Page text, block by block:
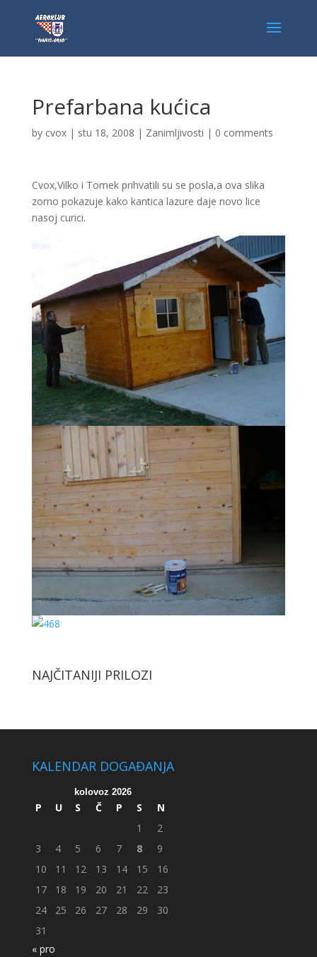
Prefarbana kućica
by cvox| stu 18, 2008 | Zanimljivosti | 0 comments
Cvox,Vilko i Tomek prihvatili su se posla,a ova slika
zorno pokazuje kako kantica lazure daje novo lice
nasoj curici.
NAJČITANIJI PRILOZI
KALENDAR DOGAĐANJA
kolovoz 2026
P U S Č P S
N
1
2
3
4 5 6 7 8
9
10
11 12 13 14 15
16
17
18 19 20 21 22
23
24
25 26 27 28 29
30
31
« pro